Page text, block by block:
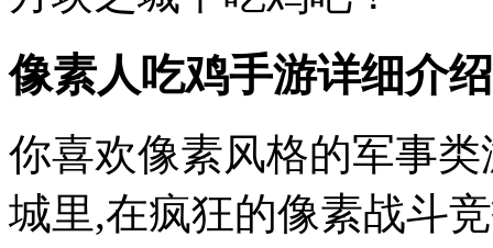
像素人吃鸡手游详细介
你喜欢像素风格的军事
城里,在疯狂的像素战斗